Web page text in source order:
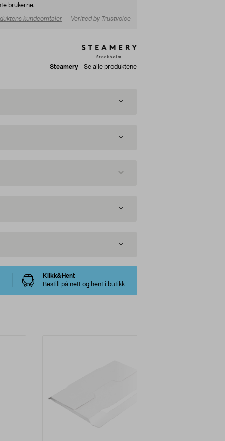
brukerne.
kundeomtaler Verified by Trustvoice
Steamery - Se alle produktene
Klikk&Hent
Bestill på nett og hent i butikk